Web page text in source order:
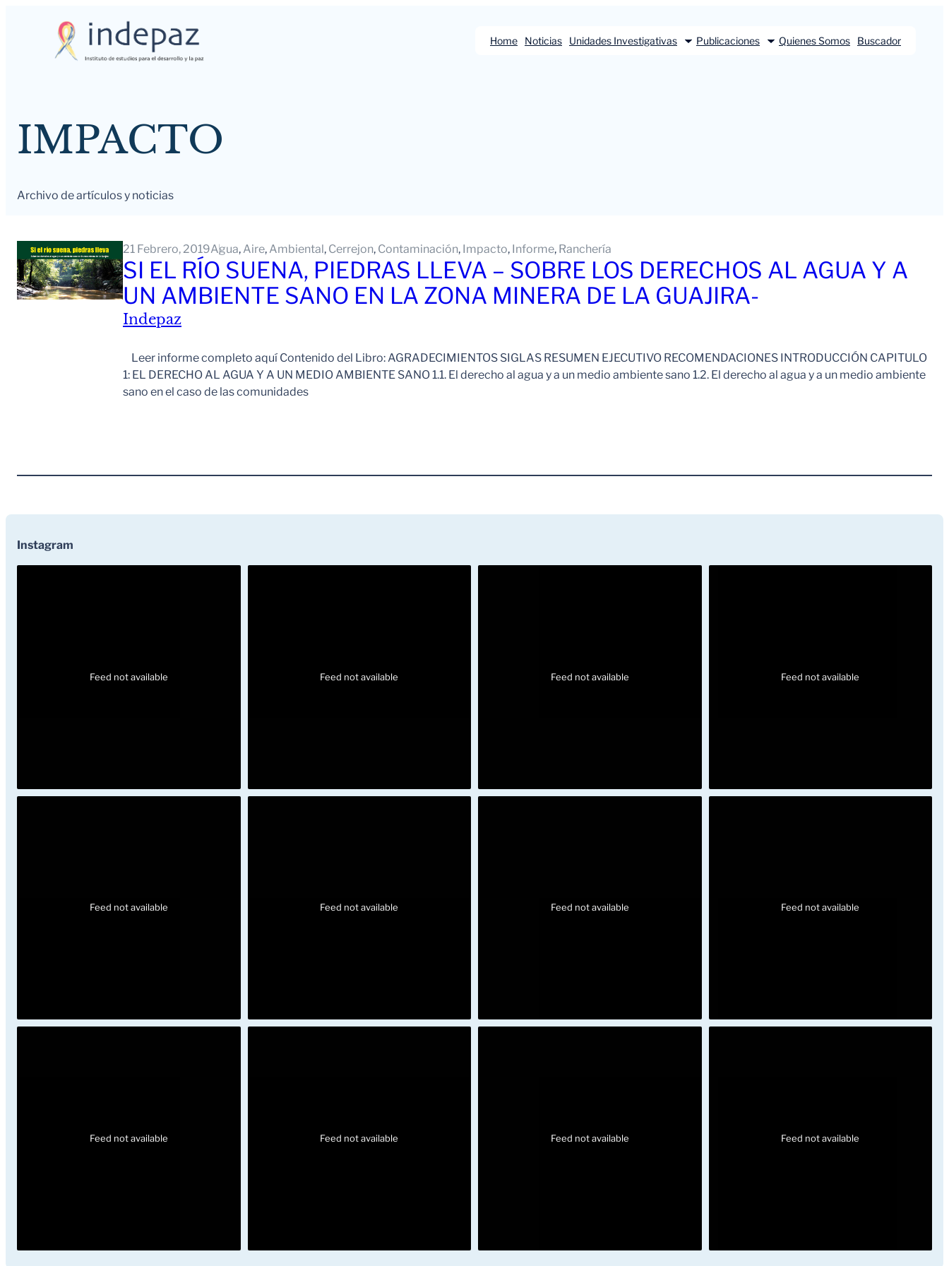
Home Noticias Unidades Investigativas Publicaciones Quienes Somos Buscador
IMPACTO
Archivo de artículos y noticias
21 Febrero, 2019Agua, Aire, Ambiental, Cerrejon, Contaminación, Impacto, Informe, Ranchería
SI EL RÍO SUENA, PIEDRAS LLEVA – SOBRE LOS DERECHOS AL AGUA Y A
UN AMBIENTE SANO EN LA ZONA MINERA DE LA GUAJIRA-
Indepaz
Leer informe completo aquí Contenido del Libro: AGRADECIMIENTOS SIGLAS RESUMEN EJECUTIVO RECOMENDACIONES INTRODUCCIÓN CAPITULO
1: EL DERECHO AL AGUA Y A UN MEDIO AMBIENTE SANO 1.1. El derecho al agua y a un medio ambiente sano 1.2. El derecho al agua y a un medio ambiente
sano en el caso de las comunidades
Instagram
Feed not available Feed not available Feed not available Feed not available
Feed not available Feed not available Feed not available Feed not available
Feed not available Feed not available Feed not available Feed not available